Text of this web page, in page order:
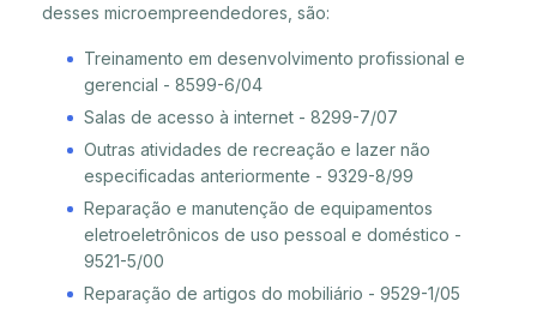
desses microempreendedores, são:
Treinamento em desenvolvimento profissional e
gerencial - 8599-6/04
Salas de acesso à internet - 8299-7/07
Outras atividades de recreação e lazer não
especificadas anteriormente - 9329-8/99
Reparação e manutenção de equipamentos
eletroeletrônicos de uso pessoal e doméstico -
9521-5/00
Reparação de artigos do mobiliário - 9529-1/05